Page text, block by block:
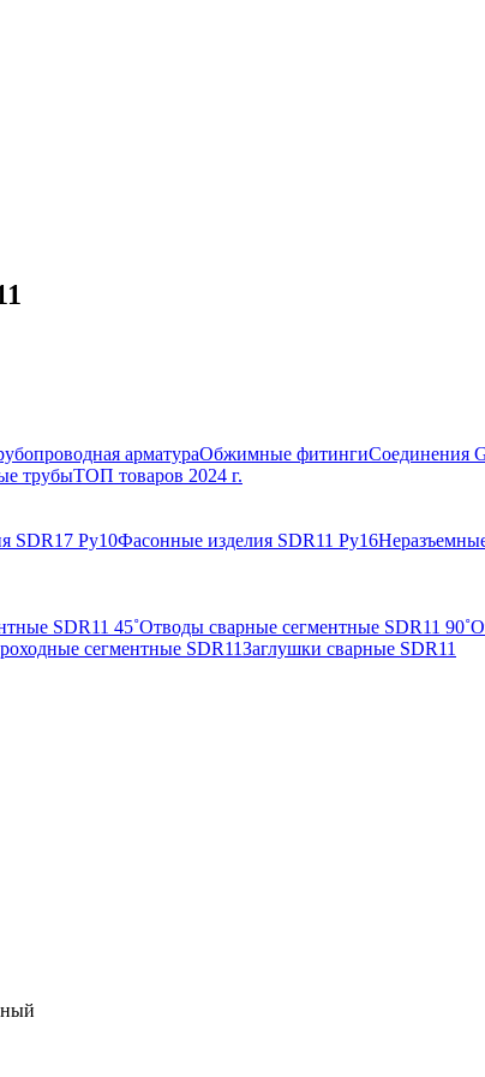
арматураОбжимные фитингиСоединения
трубыТОП товаров 2024 г.
SDR17 Ру10Фасонные изделия SDR11 Ру16
SDR11 45˚Отводы сварные сегментные SDR11 90˚
сегментные SDR11Заглушки сварные SDR11